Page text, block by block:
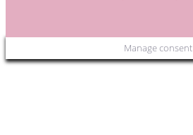
Manage consent